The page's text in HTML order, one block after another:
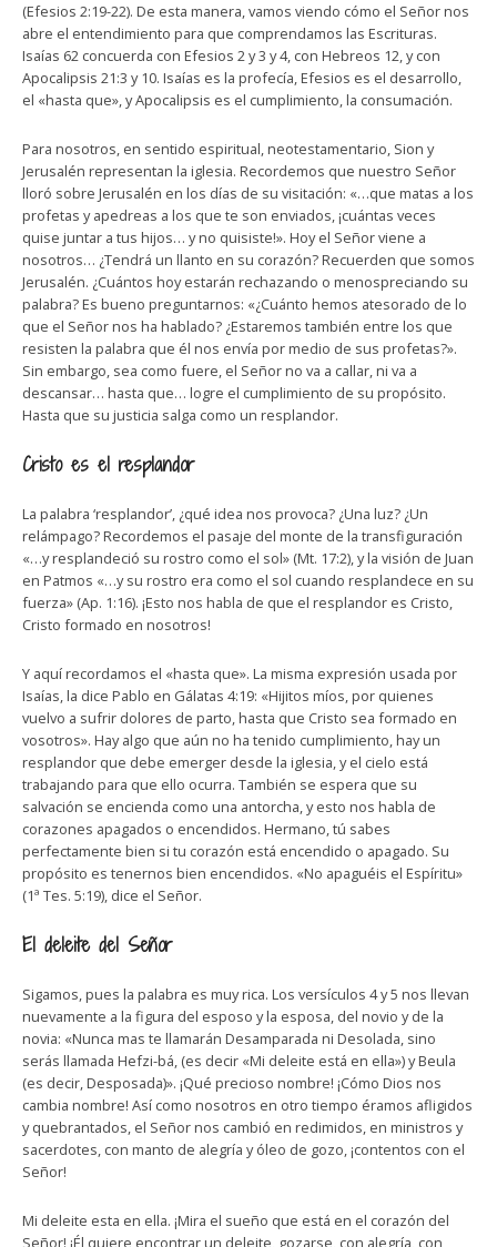
(Efesios 2:19-22). De esta manera, vamos viendo cómo el Señor nos
abre el entendimiento para que comprendamos las Escrituras.
Isaías 62 concuerda con Efesios 2 y 3 y 4, con Hebreos 12, y con
Apocalipsis 21:3 y 10. Isaías es la profecía, Efesios es el desarrollo,
el «hasta que», y Apocalipsis es el cumplimiento, la consumación.
Para nosotros, en sentido espiritual, neotestamentario, Sion y
Jerusalén representan la iglesia. Recordemos que nuestro Señor
lloró sobre Jerusalén en los días de su visitación: «…que matas a los
profetas y apedreas a los que te son enviados, ¡cuántas veces
quise juntar a tus hijos… y no quisiste!». Hoy el Señor viene a
nosotros… ¿Tendrá un llanto en su corazón? Recuerden que somos
Jerusalén. ¿Cuántos hoy estarán rechazando o menospreciando su
palabra? Es bueno preguntarnos: «¿Cuánto hemos atesorado de lo
que el Señor nos ha hablado? ¿Estaremos también entre los que
resisten la palabra que él nos envía por medio de sus profetas?».
Sin embargo, sea como fuere, el Señor no va a callar, ni va a
descansar… hasta que… logre el cumplimiento de su propósito.
Hasta que su justicia salga como un resplandor.
Cristo es el resplandor
La palabra ‘resplandor’, ¿qué idea nos provoca? ¿Una luz? ¿Un
relámpago? Recordemos el pasaje del monte de la transfiguración
«…y resplandeció su rostro como el sol» (Mt. 17:2), y la visión de Juan
en Patmos «…y su rostro era como el sol cuando resplandece en su
fuerza» (Ap. 1:16). ¡Esto nos habla de que el resplandor es Cristo,
Cristo formado en nosotros!
Y aquí recordamos el «hasta que». La misma expresión usada por
Isaías, la dice Pablo en Gálatas 4:19: «Hijitos míos, por quienes
vuelvo a sufrir dolores de parto, hasta que Cristo sea formado en
vosotros». Hay algo que aún no ha tenido cumplimiento, hay un
resplandor que debe emerger desde la iglesia, y el cielo está
trabajando para que ello ocurra. También se espera que su
salvación se encienda como una antorcha, y esto nos habla de
corazones apagados o encendidos. Hermano, tú sabes
perfectamente bien si tu corazón está encendido o apagado. Su
propósito es tenernos bien encendidos. «No apaguéis el Espíritu»
(1ª Tes. 5:19), dice el Señor.
El deleite del Señor
Sigamos, pues la palabra es muy rica. Los versículos 4 y 5 nos llevan
nuevamente a la figura del esposo y la esposa, del novio y de la
novia: «Nunca mas te llamarán Desamparada ni Desolada, sino
serás llamada Hefzi-bá, (es decir «Mi deleite está en ella») y Beula
(es decir, Desposada)». ¡Qué precioso nombre! ¡Cómo Dios nos
cambia nombre! Así como nosotros en otro tiempo éramos afligidos
y quebrantados, el Señor nos cambió en redimidos, en ministros y
sacerdotes, con manto de alegría y óleo de gozo, ¡contentos con el
Señor!
Mi deleite esta en ella. ¡Mira el sueño que está en el corazón del
Señor! ¡Él quiere encontrar un deleite, gozarse, con alegría, con